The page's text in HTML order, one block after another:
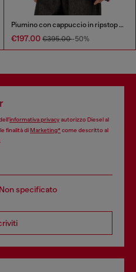
Piumino con cappuccio in ripstop lucido
€197.00 €395.00-50%
informativa privacyautorizzo Diesel al
finalità diMarketing*come descritto al
Non specificato